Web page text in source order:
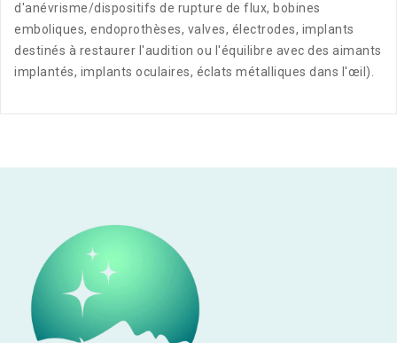
d'anévrisme/dispositifs de rupture de flux, bobines
emboliques, endoprothèses, valves, électrodes, implants
destinés à restaurer l'audition ou l'équilibre avec des aimants
implantés, implants oculaires, éclats métalliques dans l'œil).